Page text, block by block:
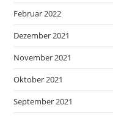
Februar 2022
Dezember 2021
November 2021
Oktober 2021
September 2021